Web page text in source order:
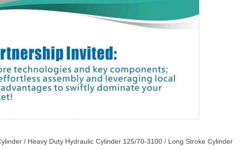
/ Heavy Duty Hydraulic Cylinder 125/70-3100 / Long Stroke Cylinder